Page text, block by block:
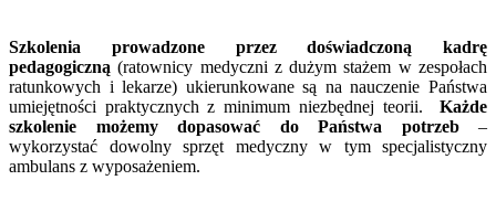
Szkolenia prowadzone przez doświadczoną kadrę
pedagogiczną (ratownicy medyczni z dużym stażem w zespołach
ratunkowych i lekarze) ukierunkowane są na nauczenie Państwa
umiejętności praktycznych z minimum niezbędnej teorii. Każde
szkolenie możemy dopasować do Państwa potrzeb–
wykorzystać dowolny sprzęt medyczny w tym specjalistyczny
ambulans z wyposażeniem.